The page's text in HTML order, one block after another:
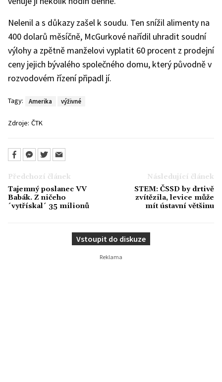
Nelenil a s důkazy zašel k soudu. Ten snížil alimenty na
400 dolarů měsíčně, McGurkové nařídil uhradit soudní
výlohy a zpětně manželovi vyplatit 60 procent z prodejní
ceny jejich bývalého společného domu, který původně v
rozvodovém řízení připadl jí.
Tagy: Amerika výživné
Zdroje: ČTK
Předchozí článek
Tajemný poslanec VV
Babák. Z ničeho
´vytřískal´ 35 milionů
Následující článek
STEM: ČSSD by drtivě
zvítězila, levice může
mít ústavní většinu
Vstoupit do diskuze